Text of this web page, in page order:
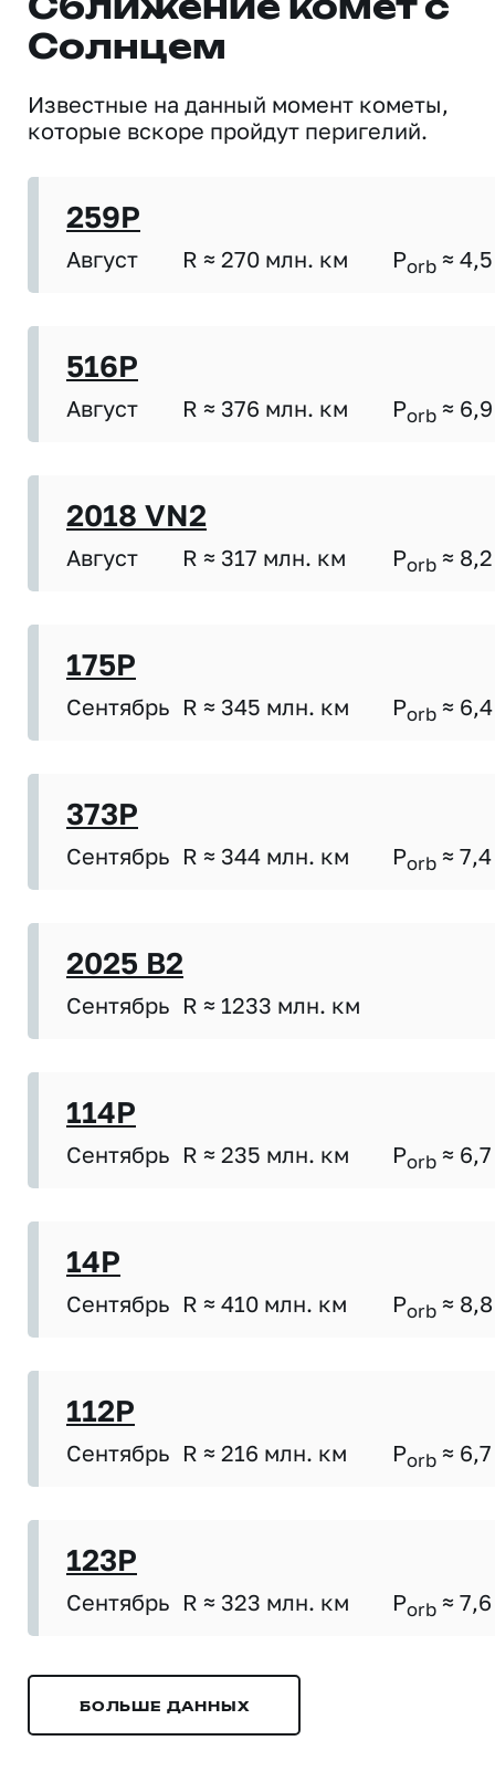
Сближение комет с
Солнцем
Известные на данный момент кометы,
которые вскоре пройдут перигелий.
259P
Август R ≈ 270 млн. км Porb ≈ 4,5
516P
Август R ≈ 376 млн. км Porb ≈ 6,9
2018 VN2
Август R ≈ 317 млн. км Porb ≈ 8,2
175P
Сентябрь R ≈ 345 млн. км Porb ≈ 6,4
373P
Сентябрь R ≈ 344 млн. км Porb ≈ 7,4
2025 B2
Сентябрь R ≈ 1233 млн. км
114P
Сентябрь R ≈ 235 млн. км Porb ≈ 6,7
14P
Сентябрь R ≈ 410 млн. км Porb ≈ 8,8
112P
Сентябрь R ≈ 216 млн. км Porb ≈ 6,7
123P
Сентябрь R ≈ 323 млн. км Porb ≈ 7,6
БОЛЬШЕ ДАННЫХ